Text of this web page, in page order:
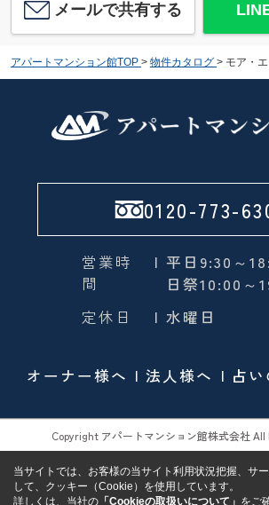
メールで共有する
アパートマンション館TOP > 物件カタログ > モア・
0120-773-
営業時
間
| 平日9:30～
日祭10:00～
定休日
| 水曜日
オーナー様へ 法人様へ 占
Copyright アパートマンション館株式会社 All
当サイトでは、お客様の当サイト利用状況把握、サ
して、クッキー（Cookie）を使用しています。
詳しくは、当社の 「Cookieの取扱いについて」 をご